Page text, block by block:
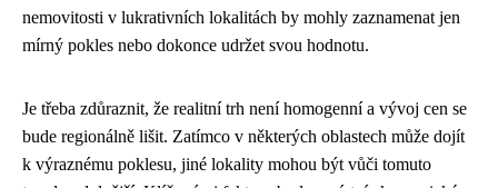
nemovitosti v lukrativních lokalitách by mohly zaznamenat jen
mírný pokles nebo dokonce udržet svou hodnotu.
Je třeba zdůraznit, že realitní trh není homogenní a vývoj cen se
bude regionálně lišit. Zatímco v některých oblastech může dojít
k výraznému poklesu, jiné lokality mohou být vůči tomuto